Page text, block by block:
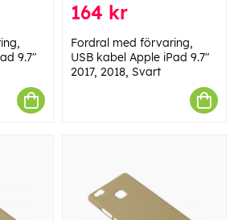
9.7"
164 kr
Fordral med förvaring,
USB kabel Apple iPad 9.7"
2017, 2018, Svart